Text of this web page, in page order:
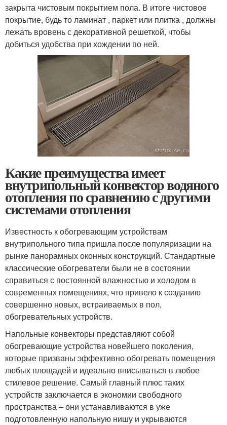
закрыта чистовым покрытием пола. В итоге чистовое
покрытие, будь то ламинат , паркет или плитка , должны
лежать вровень с декоративной решеткой, чтобы
добиться удобства при хождении по ней.
Какие преимущества имеет
внутрипольный конвектор водяного
отопления по сравнению с другими
системами отопления
Известность к обогревающим устройствам
внутрипольного типа пришла после популяризации на
рынке панорамных оконных конструкций. Стандартные
классические обогреватели были не в состоянии
справиться с постоянной влажностью и холодом в
современных помещениях, что привело к созданию
совершенно новых, встраиваемых в пол,
обогревательных устройств.
Напольные конвекторы представляют собой
обогревающие устройства новейшего поколения,
которые призваны эффективно обогревать помещения
любых площадей и идеально вписываться в любое
стилевое решение. Самый главный плюс таких
устройств заключается в экономии свободного
пространства – они устанавливаются в уже
подготовленную напольную нишу и укрываются